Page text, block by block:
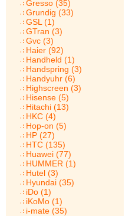
Gresso (35)
Grundig (33)
GSL (1)
GTran (3)
Gvc (3)
Haier (92)
Handheld (1)
Handspring (3)
Handyuhr (6)
Highscreen (3)
Hisense (5)
Hitachi (13)
HKC (4)
Hop-on (5)
HP (27)
HTC (135)
Huawei (77)
HUMMER (1)
Hutel (3)
Hyundai (35)
iDo (1)
iKoMo (1)
i-mate (35)